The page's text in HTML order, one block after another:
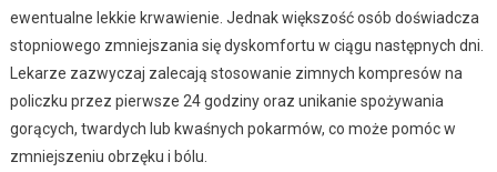
ewentualne lekkie krwawienie. Jednak większość osób doświadcza
stopniowego zmniejszania się dyskomfortu w ciągu następnych dni.
Lekarze zazwyczaj zalecają stosowanie zimnych kompresów na
policzku przez pierwsze 24 godziny oraz unikanie spożywania
gorących, twardych lub kwaśnych pokarmów, co może pomóc w
zmniejszeniu obrzęku i bólu.